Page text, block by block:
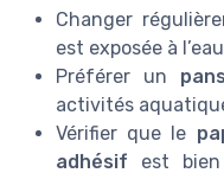
Changer
est exposée à
Préférer un
activités
Vérifier que le
adhésif est